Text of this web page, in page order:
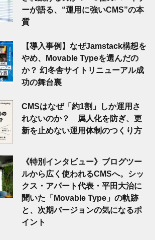
ーが語る、“運用に強いCMS”の本
質
【導入事例】なぜJamstack構想を
やめ、Movable Typeを選んだの
か？ 幻冬舎サイトリニューアル成
功の舞台裏
CMSはなぜ「約1割」しか運用さ
れないのか？ 属人化を防ぎ、更
新を止めない運用体制のつくり方
《特別インタビュー》ブログツー
ルから広く使われるCMSへ。シッ
クス・アパート代表・平田大治に
聞いた「Movable Type」の軌跡
と、次期バージョンの気になるポ
イント